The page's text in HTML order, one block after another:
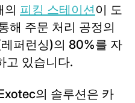
의 피킹 스테이션 이 도
해 주문 처리 공정의
퍼런싱)의 80%를 자
고 있습니다.
의 솔루션은 카